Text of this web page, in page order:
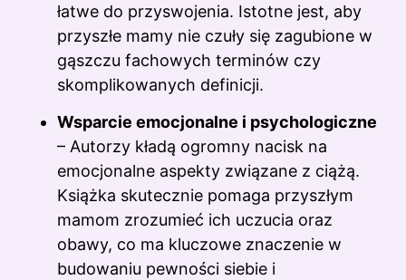
łatwe do przyswojenia. Istotne jest, aby
przyszłe mamy nie czuły się zagubione w
gąszczu fachowych terminów czy
skomplikowanych definicji.
Wsparcie emocjonalne i psychologiczne
– Autorzy kładą ogromny nacisk na
emocjonalne aspekty związane z ciążą.
Książka skutecznie pomaga przyszłym
mamom zrozumieć ich uczucia oraz
obawy, co ma kluczowe znaczenie w
budowaniu pewności siebie i